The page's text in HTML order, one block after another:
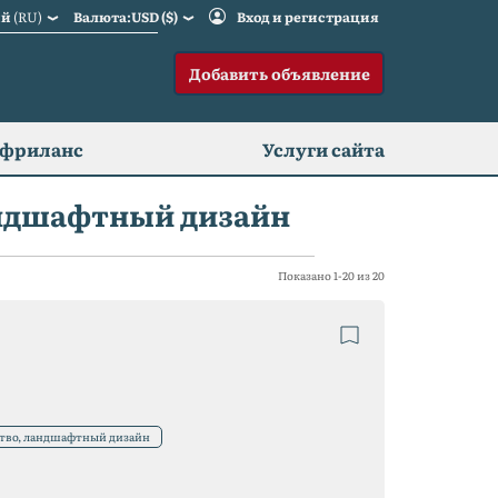
(RU) Валюта:USD ($) Вход и регистрация
Добавить объявление
Услуги сайта
дизайн
Показано 1-20 из 20
ландшафтный дизайн